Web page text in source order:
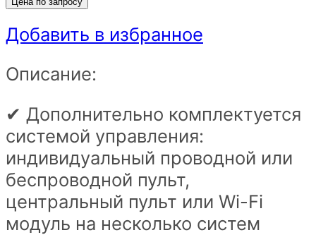
Добавить в избранное
Описание:
✔ Дополнительно комплектуется
системой управления:
индивидуальный проводной или
беспроводной пульт,
центральный пульт или Wi-Fi
модуль на несколько систем